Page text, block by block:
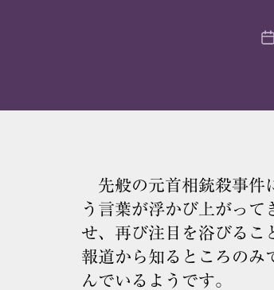
投
先般の元首相銃殺事件
う言葉が浮かび上がっ
せ、再び注目を浴びるこ
報道から知るところのみ
んでいるようです。